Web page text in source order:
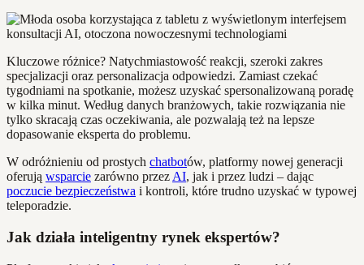
Kluczowe różnice? Natychmiastowość reakcji, szeroki zakres
specjalizacji oraz personalizacja odpowiedzi. Zamiast czekać
tygodniami na spotkanie, możesz uzyskać spersonalizowaną poradę
w kilka minut. Według danych branżowych, takie rozwiązania nie
tylko skracają czas oczekiwania, ale pozwalają też na lepsze
dopasowanie eksperta do problemu.
W odróżnieniu od prostych chatbotów, platformy nowej generacji
oferują wsparcie zarówno przez AI, jak i przez ludzi – dając
poczucie bezpieczeństwa i kontroli, które trudno uzyskać w typowej
teleporadzie.
Jak działa inteligentny rynek ekspertów?